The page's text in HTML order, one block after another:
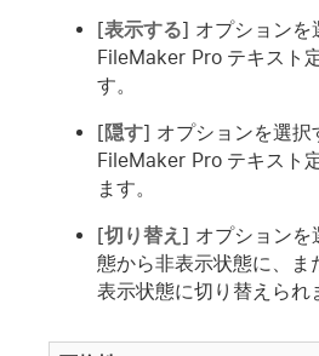
[表示する] オプションを
FileMaker Pro テキスト
す。
[隠す] オプションを選択
FileMaker Pro テキスト
ます。
[切り替え ] オプションを
態から非表示状態に、ま
表示状態に切り替えられ